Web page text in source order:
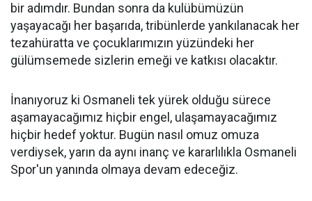
bir adımdır. Bundan sonra da kulübümüzün
yaşayacağı her başarıda, tribünlerde yankılanacak her
tezahüratta ve çocuklarımızın yüzündeki her
gülümsemede sizlerin emeği ve katkısı olacaktır.
İnanıyoruz ki Osmaneli tek yürek olduğu sürece
aşamayacağımız hiçbir engel, ulaşamayacağımız
hiçbir hedef yoktur. Bugün nasıl omuz omuza
verdiysek, yarın da aynı inanç ve kararlılıkla Osmaneli
Spor'un yanında olmaya devam edeceğiz.